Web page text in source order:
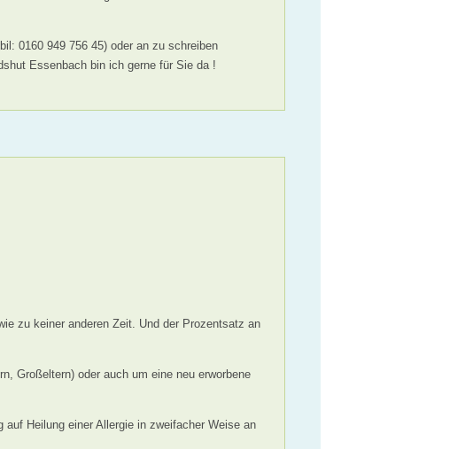
0160 949 756 45) oder an zu schreiben
Essenbach bin ich gerne für Sie da !
zu keiner anderen Zeit. Und der Prozentsatz an
Großeltern) oder auch um eine neu erworbene
Heilung einer Allergie in zweifacher Weise an